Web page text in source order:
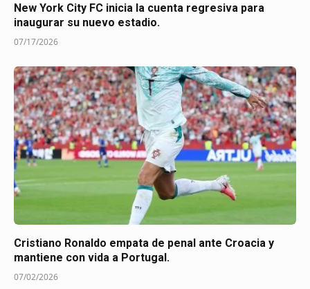
New York City FC inicia la cuenta regresiva para
inaugurar su nuevo estadio.
07/17/2026
Cristiano Ronaldo empata de penal ante Croacia y
mantiene con vida a Portugal.
07/02/2026